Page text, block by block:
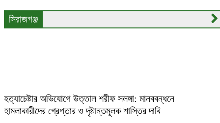
সিরাজগঞ্জ
হত্যাচেষ্টার অভিযোগে উত্তাল শরীফ সলঙ্গা: মানববন্ধনে
হামলাকারীদের গ্রেপ্তার ও দৃষ্টান্তমূলক শাস্তির দাবি